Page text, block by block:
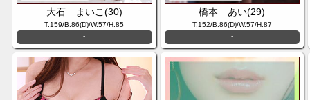
大石 まいこ(30)
T.159/B.86(D)/W.57/H.85
-
橋本 あい(29)
T.152/B.86(D)/W.57/H.87
-